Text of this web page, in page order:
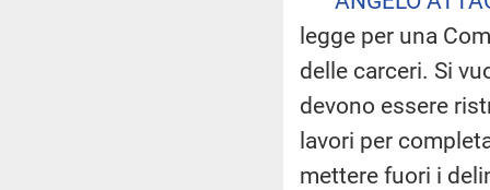
legge per una
delle carceri. Si
devono essere
lavori per
mettere fuori i